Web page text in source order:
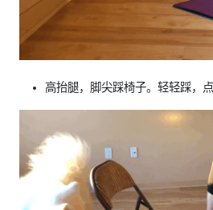
高抬腿，脚尖踩椅子。轻轻踩，